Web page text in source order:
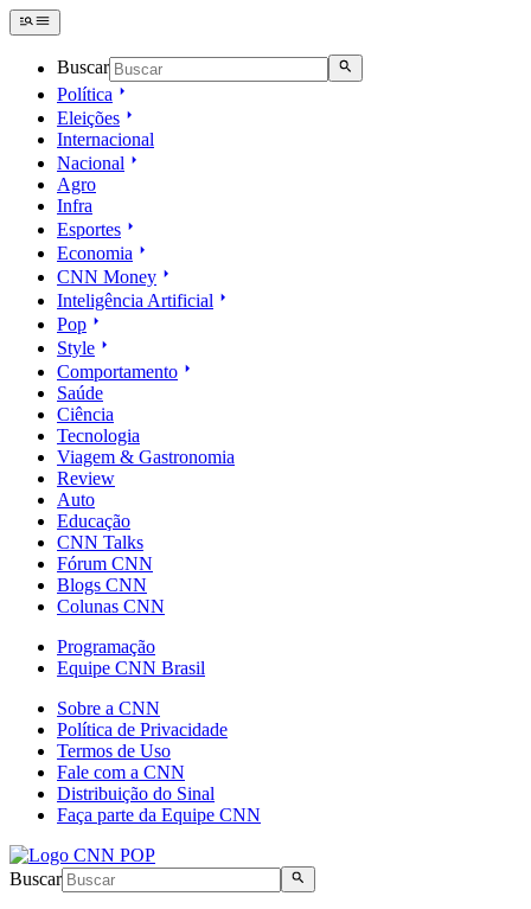
Buscar
Política
Eleições
Internacional
Nacional
Agro
Infra
Esportes
Economia
CNN Money
Inteligência Artificial
Pop
Style
Comportamento
Saúde
Ciência
Tecnologia
Viagem & Gastronomia
Review
Auto
Educação
CNN Talks
Fórum CNN
Blogs CNN
Colunas CNN
Programação
Equipe CNN Brasil
Sobre a CNN
Política de Privacidade
Termos de Uso
Fale com a CNN
Distribuição do Sinal
Faça parte da Equipe CNN
Buscar